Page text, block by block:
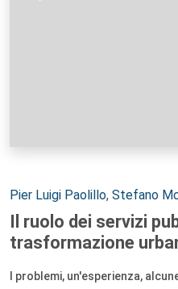
Autori:
Pier Luigi Paolillo, Stefano
Il ruolo dei servizi
trasformazione
I problemi, un'esperienza,